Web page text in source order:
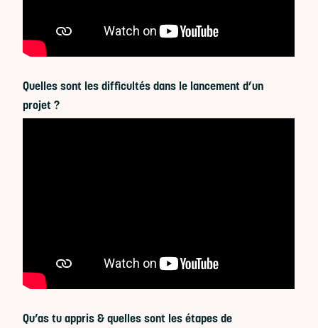
Quelles sont les difficultés dans le lancement d’un
projet ?
Qu’as tu appris & quelles sont les étapes de